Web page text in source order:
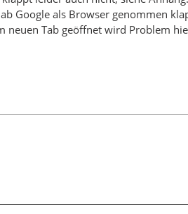
Google als Browser genommen
neuen Tab geöffnet wird Problem